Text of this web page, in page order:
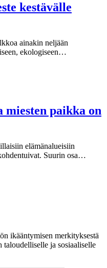
kestävälle
ainakin neljään
ekologiseen…
miesten paikka on
elämänalueisiin
Suurin osa…
ikääntymisen merkityksestä
ja sosiaaliselle